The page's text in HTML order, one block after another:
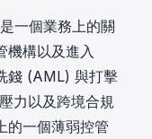
一個業務上的關
機構以及進入
錢 (AML) 與打擊
力以及跨境合規
的一個薄弱控管